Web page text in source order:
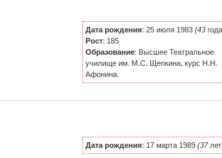
Дата рождения: 25 июля 1983 (43
Рост: 185
Образование: Высшее Театральное
училище им. М.С. Щепкина, курс Н.Н.
Афонина.
Дата рождения: 17 марта 1989 (37